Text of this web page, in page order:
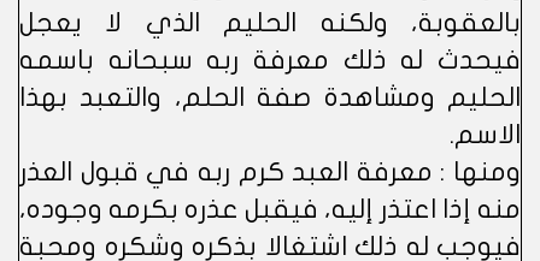
بالعقوبة، ولكنه الحليم الذي لا يعجل
فيحدث له ذلك معرفة ربه سبحانه باسمه
الحليم ومشاهدة صفة الحلم، والتعبد بهذا
الاسم.
ومنها : معرفة العبد كرم ربه في قبول العذر
منه إذا اعتذر إليه، فيقبل عذره بكرمه وجوده،
فيوجب له ذلك اشتغالا بذكره وشكره ومحبة